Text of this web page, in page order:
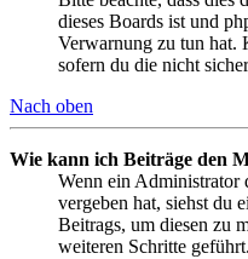
dieses Boards ist und
Verwarnung zu tun hat.
sofern du die nicht
Nach oben
Wie kann ich Beiträge den
Wenn ein Administrator
vergeben hat, siehst du
Beitrags, um diesen zu
weiteren Schritte geführt.